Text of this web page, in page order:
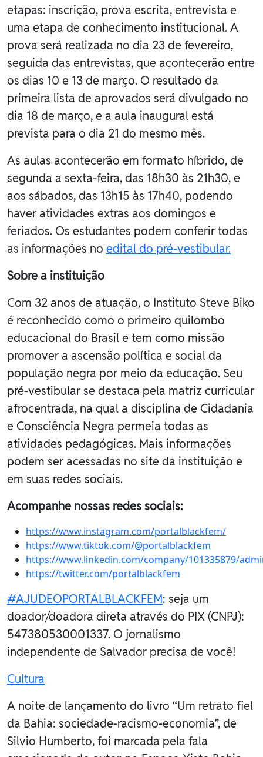
etapas: inscrição, prova escrita, entrevista e
uma etapa de conhecimento institucional. A
prova será realizada no dia 23 de fevereiro,
seguida das entrevistas, que acontecerão entre
os dias 10 e 13 de março. O resultado da
primeira lista de aprovados será divulgado no
dia 18 de março, e a aula inaugural está
prevista para o dia 21 do mesmo mês.
As aulas acontecerão em formato híbrido, de
segunda a sexta-feira, das 18h30 às 21h30, e
aos sábados, das 13h15 às 17h40, podendo
haver atividades extras aos domingos e
feriados. Os estudantes podem conferir todas
as informações no edital do pré-vestibular.
Sobre a instituição
Com 32 anos de atuação, o Instituto Steve Biko
é reconhecido como o primeiro quilombo
educacional do Brasil e tem como missão
promover a ascensão política e social da
população negra por meio da educação. Seu
pré-vestibular se destaca pela matriz curricular
afrocentrada, na qual a disciplina de Cidadania
e Consciência Negra permeia todas as
atividades pedagógicas. Mais informações
podem ser acessadas no site da instituição e
em suas redes sociais.
Acompanhe nossas redes sociais:
https://www.instagram.com/portalblackfem/
https://www.tiktok.com/@portalblackfem
https://www.linkedin.com/company/101335879/
https://twitter.com/portalblackfem
#AJUDEOPORTALBLACKFEM: seja um
doador/doadora direta através do PIX (CNPJ):
547380530001337. O jornalismo
independente de Salvador precisa de você!
Cultura
A noite de lançamento do livro “Um retrato fiel
da Bahia: sociedade-racismo-economia”, de
Silvio Humberto, foi marcada pela fala